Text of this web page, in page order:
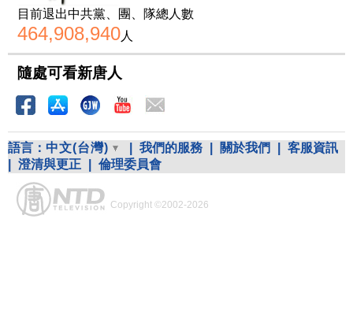
目前退出中共黨、團、隊總人數
464,908,940人
隨處可看新唐人
語言： 中文(台灣) 我們的服務 關於我們
客服資訊
澄清與更正 倫理委員會
Copyright ©2002-2026